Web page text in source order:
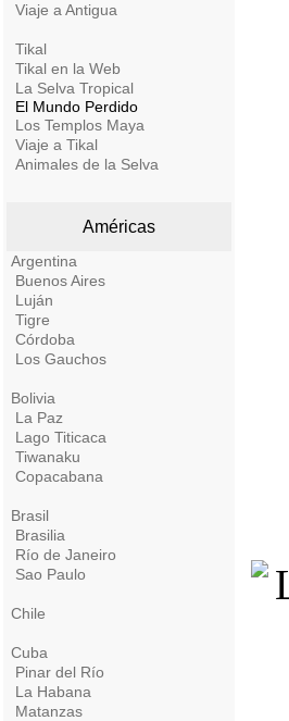
Viaje a Antigua
Tikal
Tikal en la Web
La Selva Tropical
El Mundo Perdido
Los Templos Maya
Viaje a Tikal
Animales de la Selva
Américas
Argentina
Buenos Aires
Luján
Tigre
Córdoba
Los Gauchos
Bolivia
La Paz
Lago Titicaca
Tiwanaku
Copacabana
Brasil
Brasilia
Río de Janeiro
Sao Paulo
Chile
Cuba
Pinar del Río
La Habana
Matanzas